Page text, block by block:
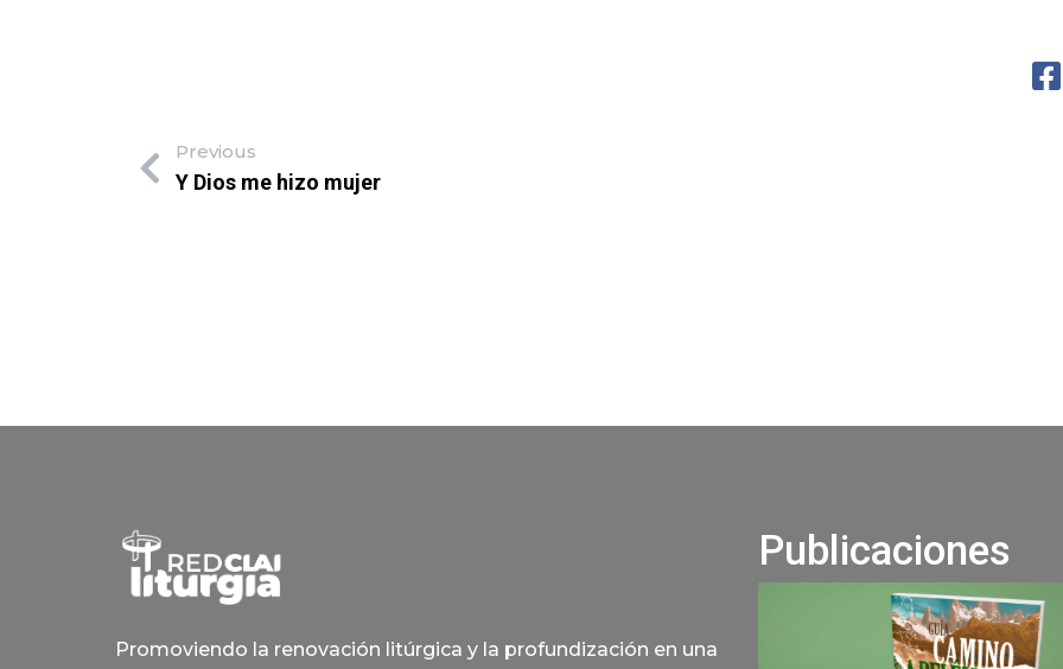
Previous
Y Dios me hizo mujer
Promoviendo la renovación litúrgica y la profundización en una
Publicaciones